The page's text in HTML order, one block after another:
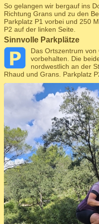
So gelangen wir bergauf ins
Richtung Grans und zu den
Parkplatz P1 vorbei und 250
P2 auf der linken Seite.
Sinnvolle Parkplätze
Das Ortszentrum von
vorbehalten. Die
nordwestlich an der
Rhaud und Grans. Parkplatz